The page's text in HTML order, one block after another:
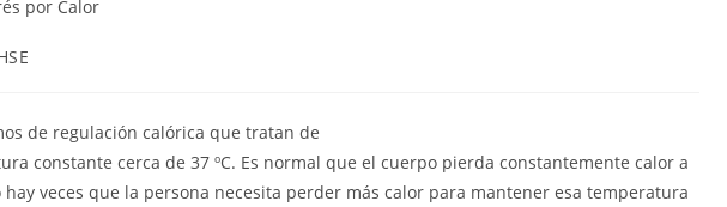
de regulación calórica que tratan de
constante cerca de 37 ºC. Es normal que el cuerpo pierda constantemente calor a
veces que la persona necesita perder más calor para mantener esa temperatura